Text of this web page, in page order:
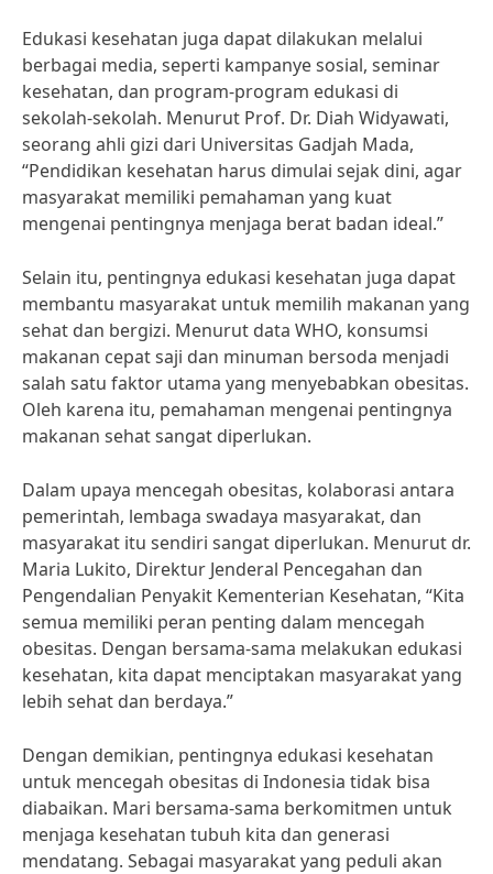
Edukasi kesehatan juga dapat dilakukan melalui
berbagai media, seperti kampanye sosial, seminar
kesehatan, dan program-program edukasi di
sekolah-sekolah. Menurut Prof. Dr. Diah Widyawati,
seorang ahli gizi dari Universitas Gadjah Mada,
“Pendidikan kesehatan harus dimulai sejak dini, agar
masyarakat memiliki pemahaman yang kuat
mengenai pentingnya menjaga berat badan ideal.”
Selain itu, pentingnya edukasi kesehatan juga dapat
membantu masyarakat untuk memilih makanan yang
sehat dan bergizi. Menurut data WHO, konsumsi
makanan cepat saji dan minuman bersoda menjadi
salah satu faktor utama yang menyebabkan obesitas.
Oleh karena itu, pemahaman mengenai pentingnya
makanan sehat sangat diperlukan.
Dalam upaya mencegah obesitas, kolaborasi antara
pemerintah, lembaga swadaya masyarakat, dan
masyarakat itu sendiri sangat diperlukan. Menurut dr.
Maria Lukito, Direktur Jenderal Pencegahan dan
Pengendalian Penyakit Kementerian Kesehatan, “Kita
semua memiliki peran penting dalam mencegah
obesitas. Dengan bersama-sama melakukan edukasi
kesehatan, kita dapat menciptakan masyarakat yang
lebih sehat dan berdaya.”
Dengan demikian, pentingnya edukasi kesehatan
untuk mencegah obesitas di Indonesia tidak bisa
diabaikan. Mari bersama-sama berkomitmen untuk
menjaga kesehatan tubuh kita dan generasi
mendatang. Sebagai masyarakat yang peduli akan